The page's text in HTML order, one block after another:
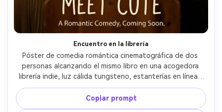
Encuentro en la librería
Póster de comedia romántica cinematográfica de dos
personas alcanzando el mismo libro en una acogedora
librería indie, luz cálida tungsteno, estanterías en líneas
guías, expresiones juguetonas y sorprendidas, ella con
cárdigan y falda tableada, él con gafas y suéter de punto
casual, bokeh de profundidad de campo, espacio arriba
Copiar prompt